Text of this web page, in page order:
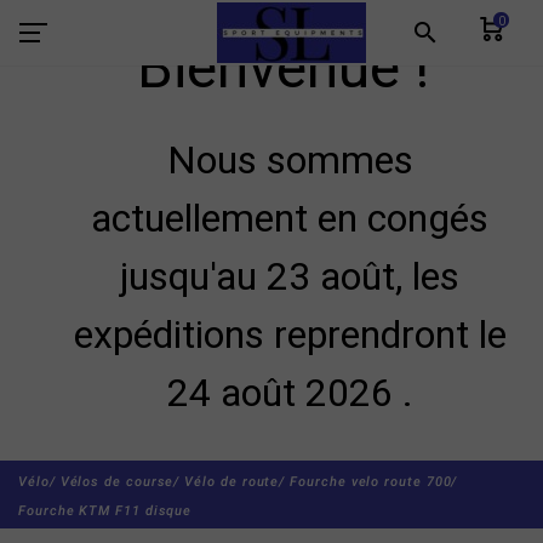
search 0
Bienvenue !
Nous sommes
actuellement en congés
jusqu'au 23 août, les
expéditions reprendront le
24 août 2026 .
Vélo/ Vélos de course/ Vélo de route/ Fourche velo route 700/
Fourche KTM F11 disque